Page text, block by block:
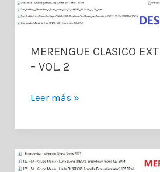
MERENGUE CLASICO
– VOL. 2
MERENGUE
EXTENDED
2026
–
Leer más »